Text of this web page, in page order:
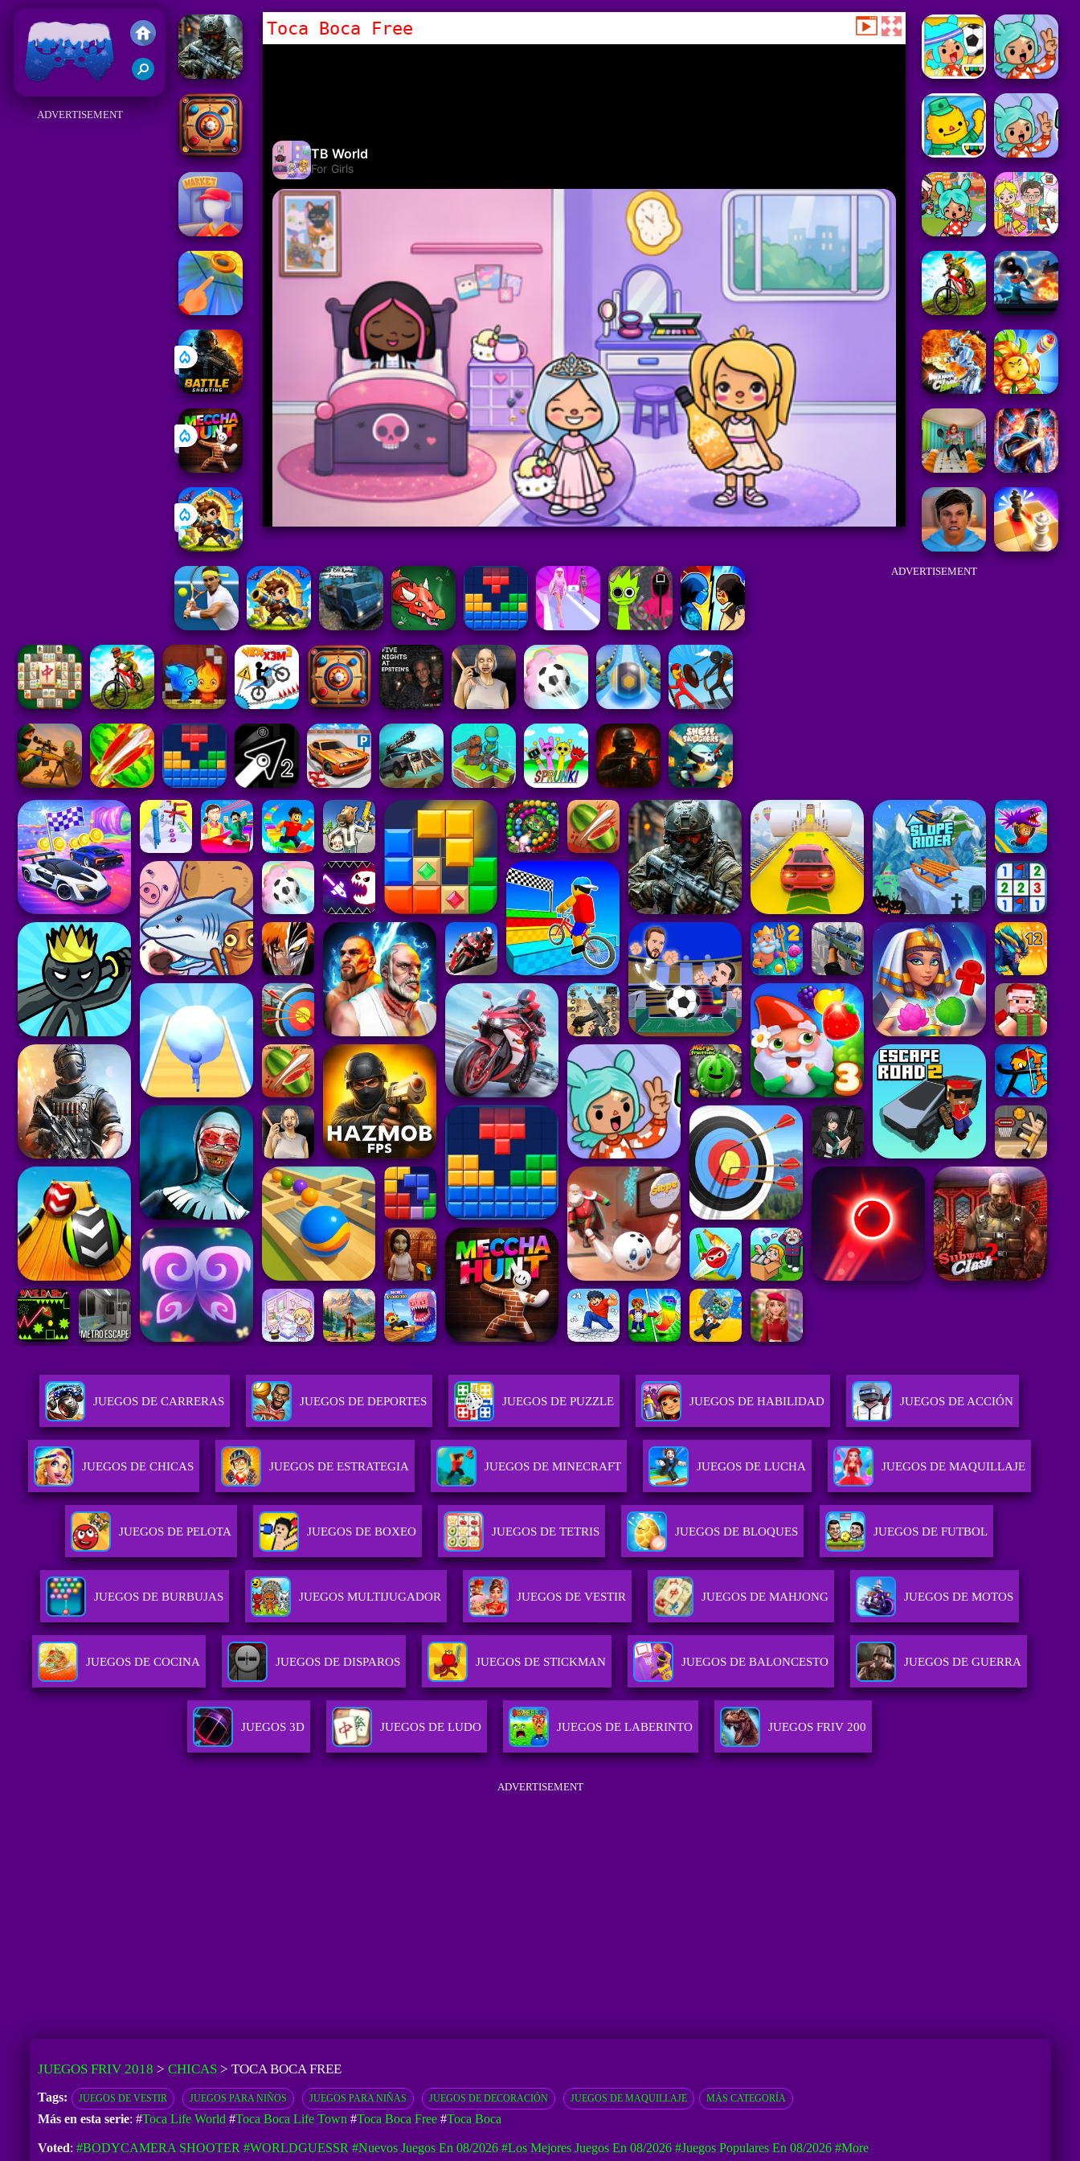
Juegos Friv 2018
ADVERTISEMENT
Toca Boca Free
ADVERTISEMENT
JUEGOS DE CARRERAS JUEGOS DE DEPORTES JUEGOS DE PUZZLE JUEGOS DE HABILIDAD JUEGOS DE ACCIÓN
JUEGOS DE CHICAS JUEGOS DE ESTRATEGIA JUEGOS DE MINECRAFT JUEGOS DE LUCHA JUEGOS DE MAQUILLAJE
JUEGOS DE PELOTA JUEGOS DE BOXEO JUEGOS DE TETRIS JUEGOS DE BLOQUES JUEGOS DE FUTBOL
JUEGOS DE BURBUJAS JUEGOS MULTIJUGADOR JUEGOS DE VESTIR JUEGOS DE MAHJONG JUEGOS DE MOTOS
JUEGOS DE COCINA JUEGOS DE DISPAROS JUEGOS DE STICKMAN JUEGOS DE BALONCESTO JUEGOS DE GUERRA
JUEGOS 3D JUEGOS DE LUDO JUEGOS DE LABERINTO JUEGOS FRIV 200
ADVERTISEMENT
JUEGOS FRIV 2018 > CHICAS> TOCA BOCA FREE
Tags: JUEGOS DE VESTIR JUEGOS PARA NIÑOS JUEGOS PARA NIÑAS JUEGOS DE DECORACIÓN JUEGOS DE MAQUILLAJE MÁS CATEGORÍA
Más en esta serie: #Toca Life World #Toca Boca Life Town #Toca Boca Free#Toca Boca
Voted: #BODYCAMERA SHOOTER #WORLDGUESSR #Nuevos Juegos En 08/2026 #Los Mejores Juegos En 08/2026 #Juegos Populares En 08/2026 #more